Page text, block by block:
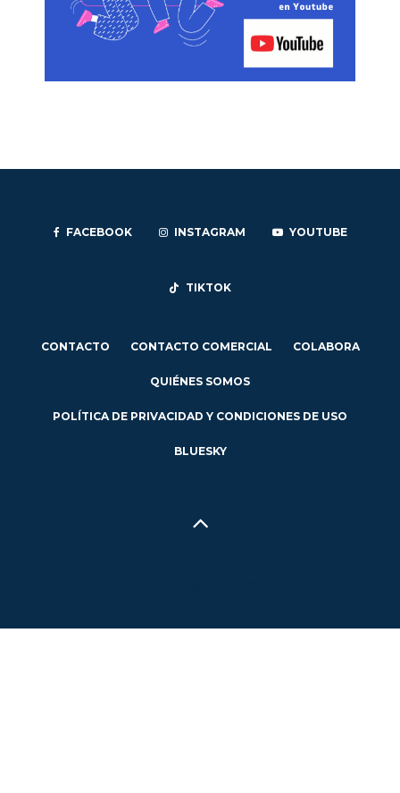
FACEBOOK INSTAGRAM YOUTUBE
TIKTOK
CONTACTO CONTACTO COMERCIAL COLABORA
QUIÉNES SOMOS
POLÍTICA DE PRIVACIDAD Y CONDICIONES DE USO
BLUESKY